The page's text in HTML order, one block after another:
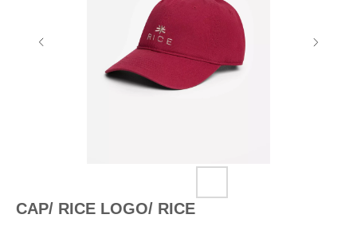
CAP/ RICE LOGO/ RICE